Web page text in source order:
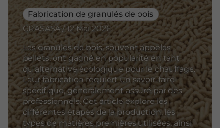
Fabrication de granulés de bois
GRASASA / 12 Mai 2026
Les granulés de bois, souvent appelés
pellets, ont gagné en popularité en tant
qu'alternative écologique pour le chauffage.
Leur fabrication requiert un savoir-faire
spécifique, généralement assuré par des
professionnels. Cet article explore les
différentes étapes de la production, les
types de matières premières utilisées, ainsi